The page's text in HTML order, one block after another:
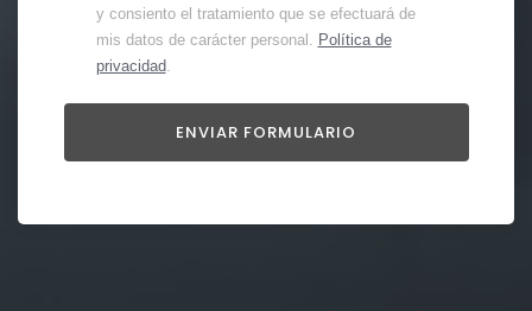
y consiento el tratamiento que se efectuará de
mis datos de carácter personal. Política de
privacidad.